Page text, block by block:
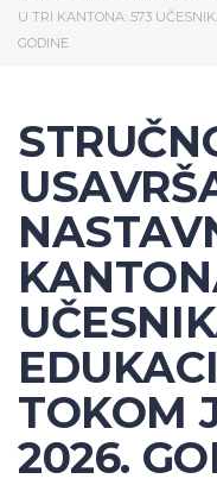
U TRI KANTONA: 573
GODINE
TOKOM
2026.